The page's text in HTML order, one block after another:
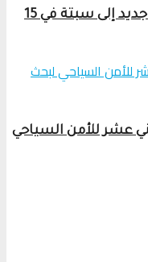
دعوات رقمية تحشد لعبور جماعي جديد إلى سبتة في 15
عشر للأمن السياحي